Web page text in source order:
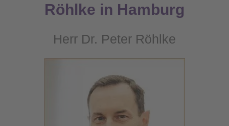
Röhlke in Hamburg
Herr Dr. Peter Röhlke